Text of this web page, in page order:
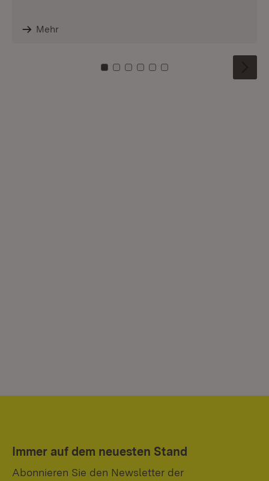
Mehr
Zu Kachel: 0
Zu Kachel: 1
Zu Kachel: 2
Zu Kachel: 3
Zu Kachel: 4
Zu Kachel: 5
Immer auf dem neuesten Stand
Abonnieren Sie den Newsletter der